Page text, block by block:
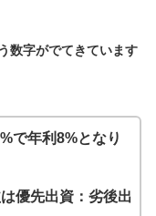
数字がでてきています
で年利8%となり
優先出資：劣後出